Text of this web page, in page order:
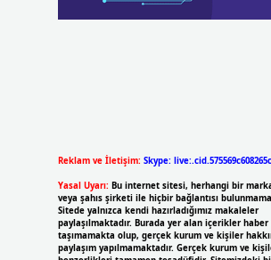
Reklam ve İletişim: Skype:
Yasal Uyarı: Bu internet sitesi, herhangi bir
veya şahıs şirketi ile hiçbir bağlantısı
Sitede yalnızca kendi hazırladığımız makaleler
paylaşılmaktadır. Burada yer alan içerikler
taşımamakta olup, gerçek kurum ve kişiler
paylaşım yapılmamaktadır. Gerçek kurum ve